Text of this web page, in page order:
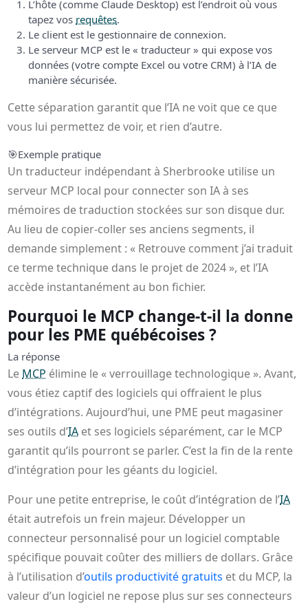
L’hôte (comme Claude Desktop) est l’endroit où vous
tapez vos requêtes.
Le client est le gestionnaire de connexion.
Le serveur MCP est le « traducteur » qui expose vos
données (votre compte Excel ou votre CRM) à l’IA de
manière sécurisée.
Cette séparation garantit que l’IA ne voit que ce que
vous lui permettez de voir, et rien d’autre.
🎯Exemple pratique
Un traducteur indépendant à Sherbrooke utilise un
serveur MCP local pour connecter son IA à ses
mémoires de traduction stockées sur son disque dur.
Au lieu de copier-coller ses anciens segments, il
demande simplement : « Retrouve comment j’ai traduit
ce terme technique dans le projet de 2024 », et l’IA
accède instantanément au bon fichier.
Pourquoi le MCP change-t-il la donne
pour les PME québécoises ?
La réponse
LeMCP élimine le « verrouillage technologique ». Avant,
vous étiez captif des logiciels qui offraient le plus
d’intégrations. Aujourd’hui, une PME peut magasiner
ses outils d’IA et ses logiciels séparément, car le MCP
garantit qu’ils pourront se parler. C’est la fin de la rente
d’intégration pour les géants du logiciel.
Pour une petite entreprise, le coût d’intégration de l’IA
était autrefois un frein majeur. Développer un
connecteur personnalisé pour un logiciel comptable
spécifique pouvait coûter des milliers de dollars. Grâce
à l’utilisation d’outils productivité gratuits et du MCP, la
valeur d’un logiciel ne repose plus sur ses connecteurs